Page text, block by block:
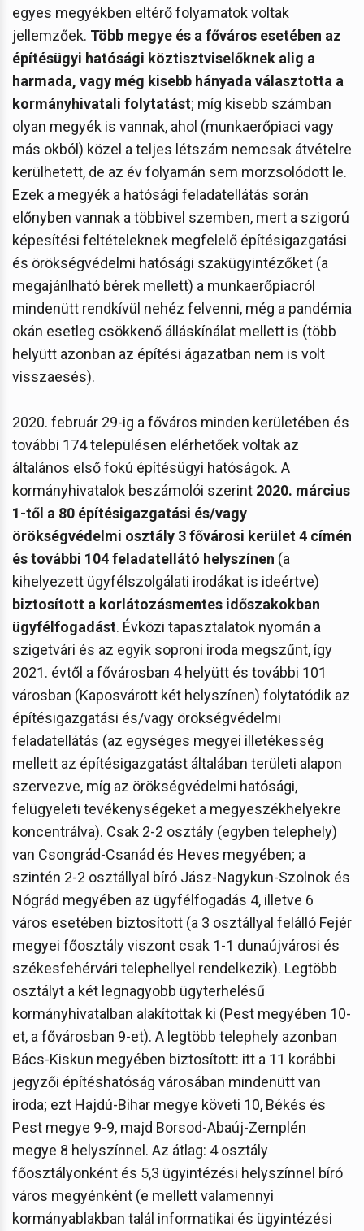
egyes megyékben eltérő folyamatok voltak
jellemzőek. Több megye és a főváros esetében az
építésügyi hatósági köztisztviselőknek alig a
harmada, vagy még kisebb hányada választotta a
kormányhivatali folytatást; míg kisebb számban
olyan megyék is vannak, ahol (munkaerőpiaci vagy
más okból) közel a teljes létszám nemcsak átvételre
kerülhetett, de az év folyamán sem morzsolódott le.
Ezek a megyék a hatósági feladatellátás során
előnyben vannak a többivel szemben, mert a szigorú
képesítési feltételeknek megfelelő építésigazgatási
és örökségvédelmi hatósági szakügyintézőket (a
megajánlható bérek mellett) a munkaerőpiacról
mindenütt rendkívül nehéz felvenni, még a pandémia
okán esetleg csökkenő álláskínálat mellett is (több
helyütt azonban az építési ágazatban nem is volt
visszaesés).
2020. február 29-ig a főváros minden kerületében és
további 174 településen elérhetőek voltak az
általános első fokú építésügyi hatóságok. A
kormányhivatalok beszámolói szerint 2020. március
1-től a 80 építésigazgatási és/vagy
örökségvédelmi osztály 3 fővárosi kerület 4 címén
és további 104 feladatellátó helyszínen (a
kihelyezett ügyfélszolgálati irodákat is ideértve)
biztosított a korlátozásmentes időszakokban
ügyfélfogadást. Évközi tapasztalatok nyomán a
szigetvári és az egyik soproni iroda megszűnt, így
2021. évtől a fővárosban 4 helyütt és további 101
városban (Kaposvárott két helyszínen) folytatódik az
építésigazgatási és/vagy örökségvédelmi
feladatellátás (az egységes megyei illetékesség
mellett az építésigazgatást általában területi alapon
szervezve, míg az örökségvédelmi hatósági,
felügyeleti tevékenységeket a megyeszékhelyekre
koncentrálva). Csak 2-2 osztály (egyben telephely)
van Csongrád-Csanád és Heves megyében; a
szintén 2-2 osztállyal bíró Jász-Nagykun-Szolnok és
Nógrád megyében az ügyfélfogadás 4, illetve 6
város esetében biztosított (a 3 osztállyal felálló Fejér
megyei főosztály viszont csak 1-1 dunaújvárosi és
székesfehérvári telephellyel rendelkezik). Legtöbb
osztályt a két legnagyobb ügyterhelésű
kormányhivatalban alakítottak ki (Pest megyében 10-
et, a fővárosban 9-et). A legtöbb telephely azonban
Bács-Kiskun megyében biztosított: itt a 11 korábbi
jegyzői építéshatóság városában mindenütt van
iroda; ezt Hajdú-Bihar megye követi 10, Békés és
Pest megye 9-9, majd Borsod-Abaúj-Zemplén
megye 8 helyszínnel. Az átlag: 4 osztály
főosztályonként és 5,3 ügyintézési helyszínnel bíró
város megyénként (e mellett valamennyi
kormányablakban talál informatikai és ügyintézési